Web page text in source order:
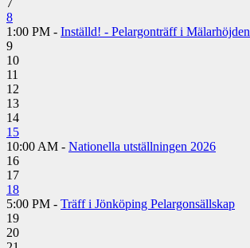
7
8
1:00 PM - Inställd! - Pelargonträff i Mälarhöjden
9
10
11
12
13
14
15
10:00 AM - Nationella utställningen 2026
16
17
18
5:00 PM - Träff i Jönköping Pelargonsällskap
19
20